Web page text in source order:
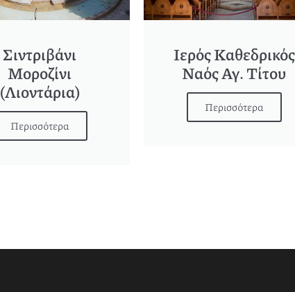
Σιντριβάνι
Μοροζίνι
(Λιοντάρια)
Περισσότερα
Iερός Καθεδρικός
Ναός Αγ. Τίτου
Περισσότερα